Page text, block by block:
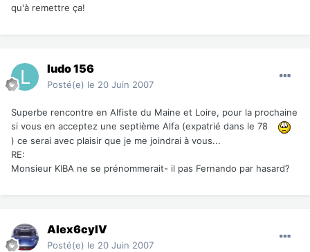
qu'à remettre ça!
ludo 156
Posté(e) le 20 Juin 2007
Superbe rencontre en Alfiste du Maine et Loire, pour la prochaine
si vous en acceptez une septième Alfa (expatrié dans le 78
) ce serai avec plaisir que je me joindrai à vous...
RE:
Monsieur KIBA ne se prénommerait- il pas Fernando par hasard?
Alex6cylV
Posté(e) le 20 Juin 2007